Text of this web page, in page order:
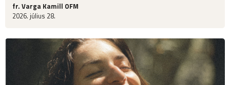
fr. Varga Kamill OFM
2026. július 28.